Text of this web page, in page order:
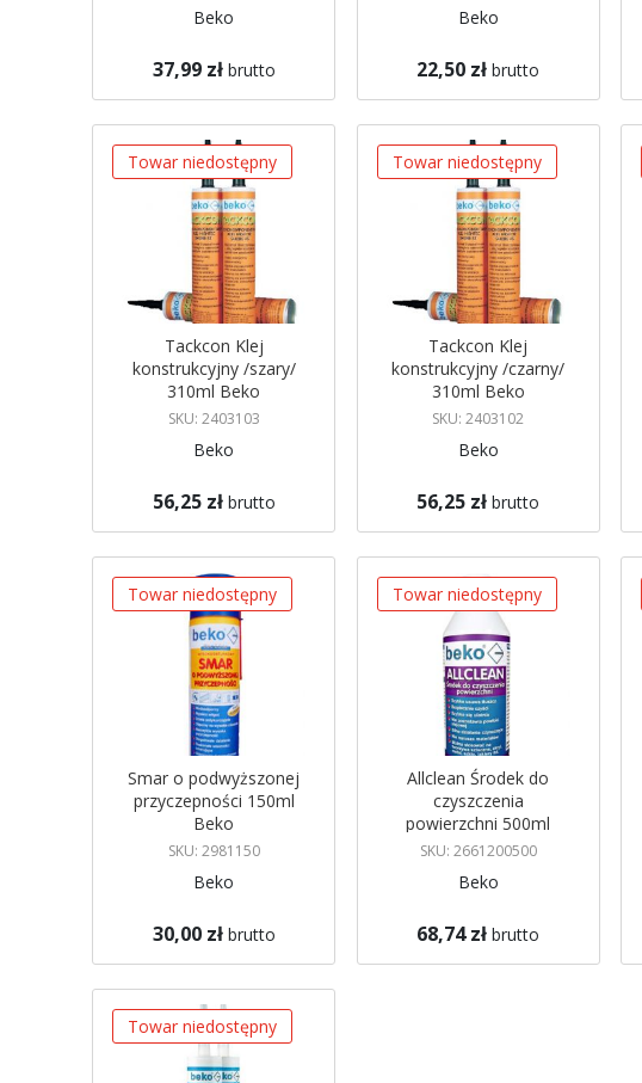
Beko
37,99 zł brutto
Brak w magazynie
Powiadom mnie
Beko
22,50 zł brutto
Brak w magazynie
Powiadom mnie
Towar niedostępny
Tackcon Klej
konstrukcyjny /szary/
310ml Beko
SKU: 2403103
Beko
56,25 zł brutto
Brak w magazynie
Powiadom mnie
Towar niedostępny
Tackcon Klej
konstrukcyjny /czarny/
310ml Beko
SKU: 2403102
Beko
56,25 zł brutto
Brak w magazynie
Powiadom mnie
Towar niedostępny
Smar o podwyższonej
przyczepności 150ml
Beko
SKU: 2981150
Beko
30,00 zł brutto
Brak w magazynie
Powiadom mnie
Towar niedostępny
Allclean Środek do
czyszczenia
powierzchni 500ml
Beko
SKU: 2661200500
Beko
68,74 zł brutto
Brak w magazynie
Towar niedostępny